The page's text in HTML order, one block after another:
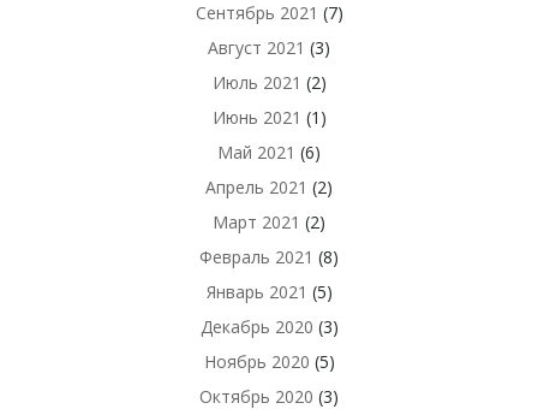
Сентябрь 2021 (7)
Август 2021 (3)
Июль 2021 (2)
Июнь 2021 (1)
Май 2021 (6)
Апрель 2021 (2)
Март 2021 (2)
Февраль 2021 (8)
Январь 2021 (5)
Декабрь 2020 (3)
Ноябрь 2020 (5)
Октябрь 2020 (3)